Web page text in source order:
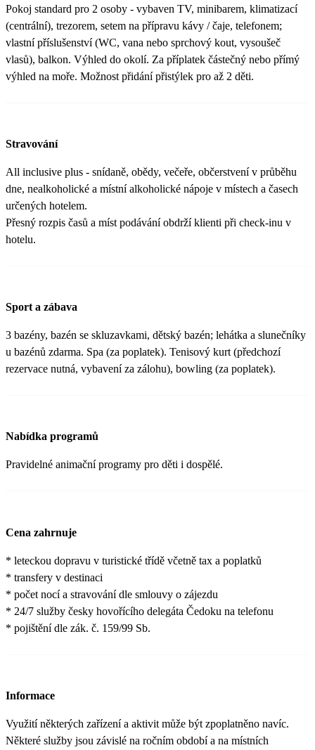
Pokoj standard pro 2 osoby - vybaven TV, minibarem, klimatizací
(centrální), trezorem, setem na přípravu kávy / čaje, telefonem;
vlastní příslušenství (WC, vana nebo sprchový kout, vysoušeč
vlasů), balkon. Výhled do okolí. Za příplatek částečný nebo přímý
výhled na moře. Možnost přidání přistýlek pro až 2 děti.
Stravování
All inclusive plus - snídaně, obědy, večeře, občerstvení v průběhu
dne, nealkoholické a místní alkoholické nápoje v místech a časech
určených hotelem.
Přesný rozpis časů a míst podávání obdrží klienti při check-inu v
hotelu.
Sport a zábava
3 bazény, bazén se skluzavkami, dětský bazén; lehátka a slunečníky
u bazénů zdarma. Spa (za poplatek). Tenisový kurt (předchozí
rezervace nutná, vybavení za zálohu), bowling (za poplatek).
Nabídka programů
Pravidelné animační programy pro děti i dospělé.
Cena zahrnuje
* leteckou dopravu v turistické třídě včetně tax a poplatků
* transfery v destinaci
* počet nocí a stravování dle smlouvy o zájezdu
* 24/7 služby česky hovořícího delegáta Čedoku na telefonu
* pojištění dle zák. č. 159/99 Sb.
Informace
Využití některých zařízení a aktivit může být zpoplatněno navíc.
Některé služby jsou závislé na ročním období a na místních